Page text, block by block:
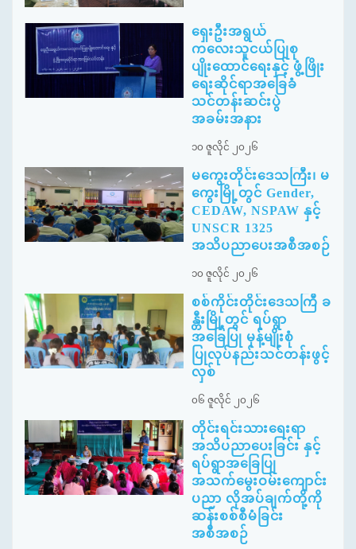
ရှေးဦးအရွယ်
ကလေးသူငယ်ပြုစု
ပျိုးထောင်ရေးနှင့် ဖွံ့ဖြိုး
ရေးဆိုင်ရာအခြေခံ
သင်တန်းဆင်းပွဲ
အခမ်းအနား
၁၀ ဇူလိုင် ၂၀၂၆
မကွေးတိုင်းဒေသကြီး၊ မ
ကွေးမြို့တွင် Gender,
CEDAW, NSPAW နှင့်
UNSCR 1325
အသိပညာပေးအစီအစဉ်
၁၀ ဇူလိုင် ၂၀၂၆
စစ်ကိုင်းတိုင်းဒေသကြီ ခ
န္တီးမြို့တွင် ရပ်ရွာ
အခြေပြု မုန့်မျိုးစုံ
ပြုလုပ်နည်းသင်တန်းဖွင့်
လှစ်
၀၆ ဇူလိုင် ၂၀၂၆
တိုင်းရင်းသားရေးရာ
အသိပညာပေးခြင်း နှင့်
ရပ်ရွာအခြေပြု
အသက်မွေးဝမ်းကျောင်း
ပညာ လိုအပ်ချက်တို့ကို
ဆန်းစစ်စီမံခြင်း
အစီအစဉ်